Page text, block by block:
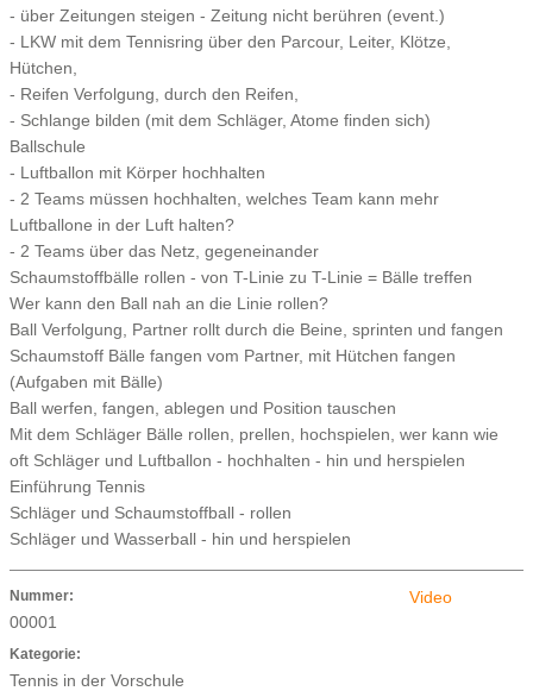
- über Zeitungen steigen - Zeitung nicht berühren (event.)
- LKW mit dem Tennisring über den Parcour, Leiter, Klötze,
Hütchen,
- Reifen Verfolgung, durch den Reifen,
- Schlange bilden (mit dem Schläger, Atome finden sich)
Ballschule
- Luftballon mit Körper hochhalten
- 2 Teams müssen hochhalten, welches Team kann mehr
Luftballone in der Luft halten?
- 2 Teams über das Netz, gegeneinander
Schaumstoffbälle rollen - von T-Linie zu T-Linie = Bälle treffen
Wer kann den Ball nah an die Linie rollen?
Ball Verfolgung, Partner rollt durch die Beine, sprinten und fangen
Schaumstoff Bälle fangen vom Partner, mit Hütchen fangen
(Aufgaben mit Bälle)
Ball werfen, fangen, ablegen und Position tauschen
Mit dem Schläger Bälle rollen, prellen, hochspielen, wer kann wie
oft Schläger und Luftballon - hochhalten - hin und herspielen
Einführung Tennis
Schläger und Schaumstoffball - rollen
Schläger und Wasserball - hin und herspielen
Nummer:
00001
Kategorie:
Tennis in der Vorschule
Video